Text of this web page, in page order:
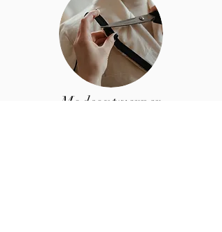
Modeontwerper